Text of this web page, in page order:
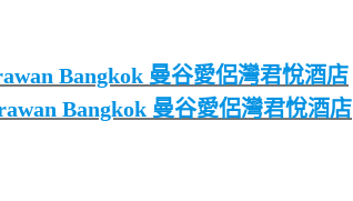
Bangkok 曼谷愛侶灣君悅酒店
Bangkok 曼谷愛侶灣君悅酒店